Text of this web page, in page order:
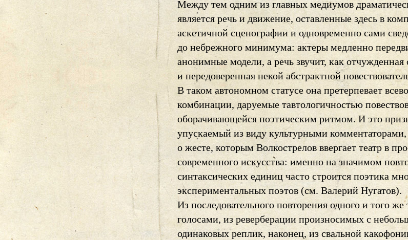
Между тем одним из главных медиумов
является речь и движение, оставленные здесь в
аскетичной сценографии и одновременно сами
до небрежного минимума: актеры медленно
анонимные модели, а речь звучит, как отчужденная
и передоверенная некой абстрактной
В таком автономном статусе она претерпевает
комбинации, даруемые тавтологичностью
оборачивающейся поэтическим ритмом. И это
упускаемый из виду культурными
о жесте, которым Волкострелов ввергает театр в
современного искусства: именно на значимом
синтаксических единиц часто строится поэтика
экспериментальных поэтов (см. Валерий Нугатов).
Из последовательного повторения одного и того же
голосами, из реверберации произносимых с
одинаковых реплик, наконец, из свальной